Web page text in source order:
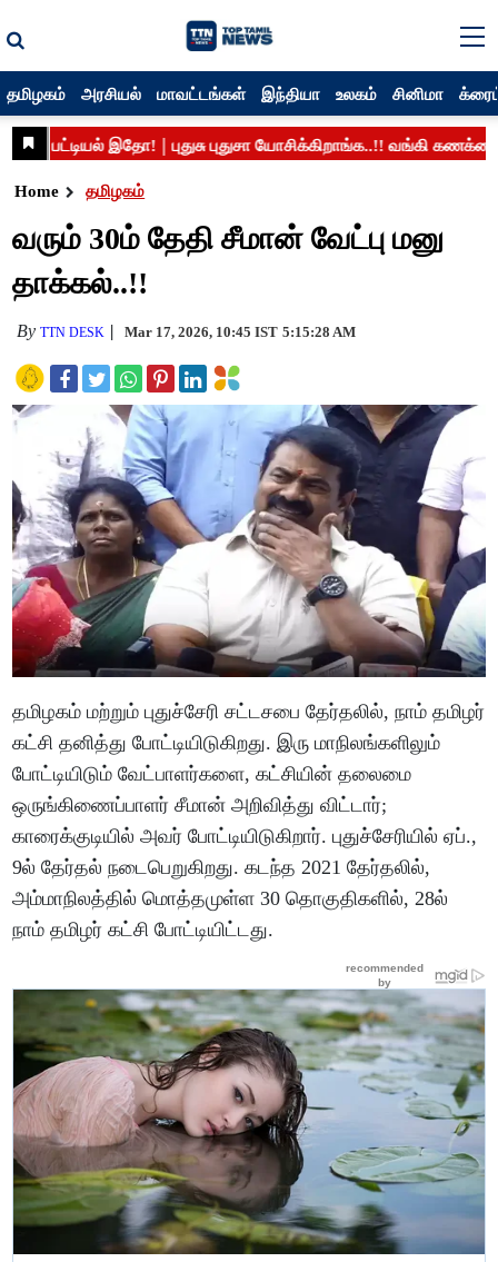
தமிழகம் அரசியல் மாவட்டங்கள் இந்தியா உலகம் சினிமா
Home தமிழகம்
வரும் 30ம் தேதி சீமான் வேட்பு மனு
தாக்கல்..!!
ByTTN DESK Mar 17, 2026, 10:45 IST 5:15:28 AM
தமிழகம் மற்றும் புதுச்சேரி சட்டசபை தேர்தலில், நாம் தமிழர்
கட்சி தனித்து போட்டியிடுகிறது. இரு மாநிலங்களிலும்
போட்டியிடும் வேட்பாளர்களை, கட்சியின் தலைமை
ஒருங்கிணைப்பாளர் சீமான் அறிவித்து விட்டார்;
காரைக்குடியில் அவர் போட்டியிடுகிறார். புதுச்சேரியில் ஏப்.,
9ல் தேர்தல் நடைபெறுகிறது. கடந்த 2021 தேர்தலில்,
அம்மாநிலத்தில் மொத்தமுள்ள 30 தொகுதிகளில், 28ல்
நாம் தமிழர் கட்சி போட்டியிட்டது.